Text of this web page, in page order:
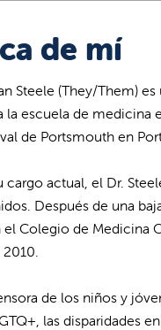
de mí
Steele (They/Them)
la escuela de
de Portsmouth en
cargo actual, el Dr.
Después de una
el Colegio de Medicina
de los niños y
las disparidades